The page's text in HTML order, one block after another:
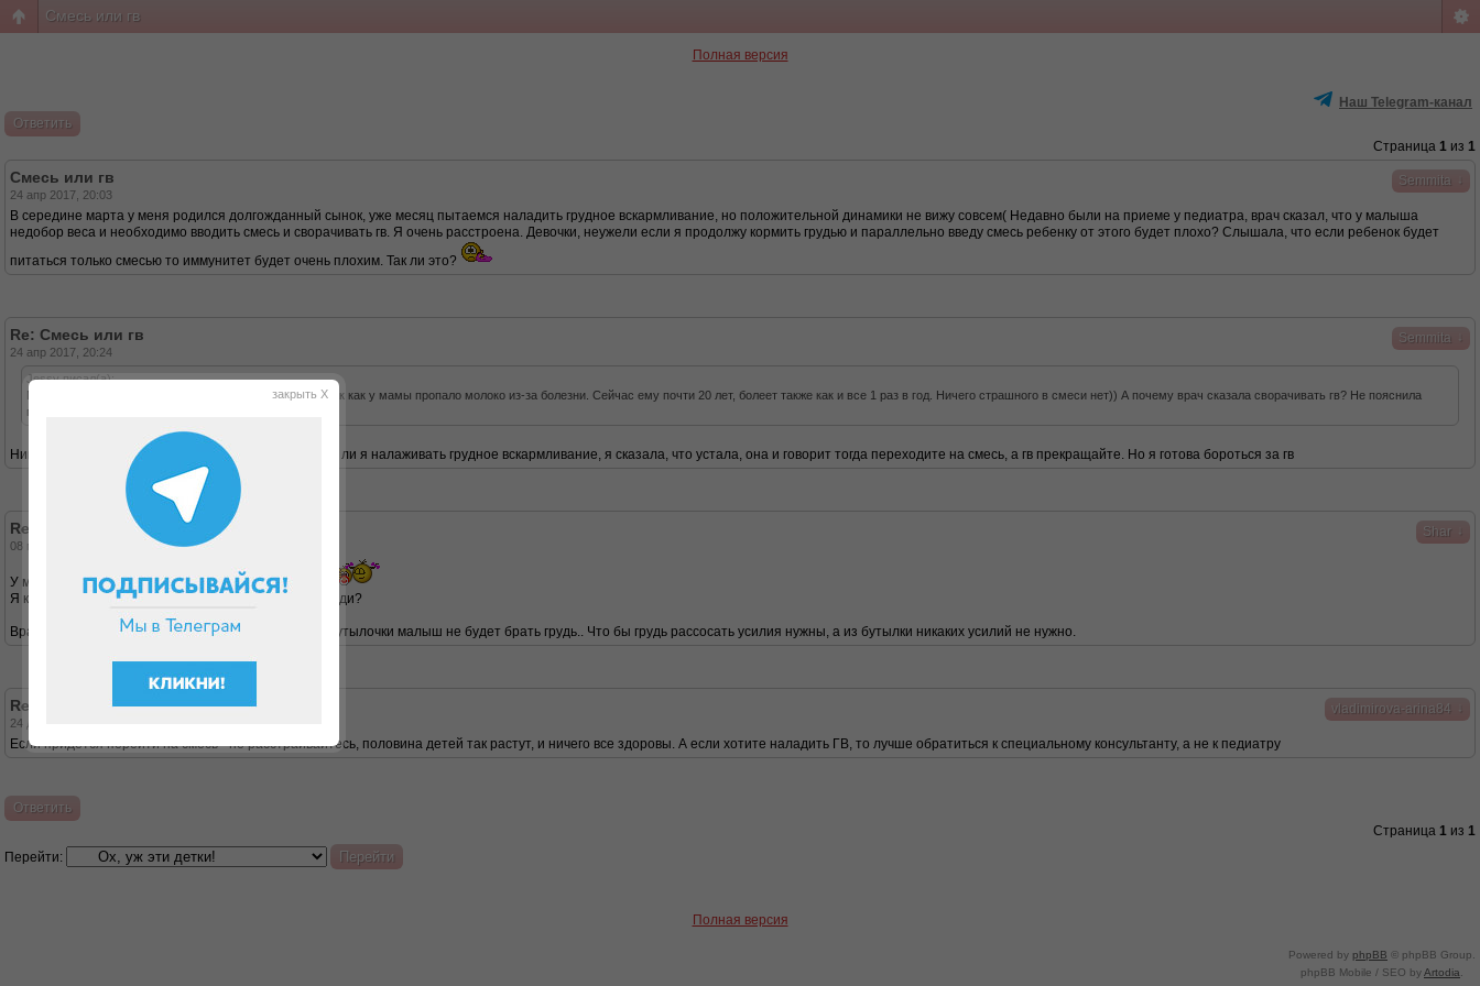
Смесь или гв
Полная версия
Наш Telegram-канал
Ответить
Страница 1 из 1
Semmita
Смесь или гв
24 апр 2017, 20:03
В середине марта у меня родился долгожданный сынок, уже месяц пытаемся наладить грудное вскармливание, но положительной динамики не вижу совсем( Недавно были на приеме у педиатра, врач сказал, что у малыша
недобор веса и необходимо вводить смесь и сворачивать гв. Я очень расстроена. Девочки, неужели если я продолжу кормить грудью и параллельно введу смесь ребенку от этого будет плохо? Слышала, что если ребенок будет
питаться только смесью то иммунитет будет очень плохим. Так ли это?
Semmita
Re: Смесь или гв
24 апр 2017, 20:24
Jessy писал(а):
Мой брат питался в детстве исключительно смесью, так как у мамы пропало молоко из-за болезни. Сейчас ему почти 20 лет, болеет также как и все 1 раз в год. Ничего страшного в смеси нет)) А почему врач сказала сворачивать гв? Не пояснила
почему нельзя сочетать гв и смесь?
Никак не прокомментировала. Она спросила устала ли я налаживать грудное вскармливание, я сказала, что устала, она и говорит тогда переходите на смесь, а гв прекращайте. Но я готова бороться за гв
Shar
Re: Смесь или гв
08 май 2017, 16:53
У меня в марте тоже родился долгожданный сынок
Я конечно же за ГВ. А как часто прикладываете к груди?
Врач говорит что нужно переходить, так как после бутылочки малыш не будет брать грудь.. Что бы грудь рассосать усилия нужны, а из бутылки никаких усилий не нужно.
vladimirova-arina84
Re: Смесь или гв
24 дек 2019, 23:25
Если придется перейти на смесь - не расстраивайтесь, половина детей так растут, и ничего все здоровы. А если хотите наладить ГВ, то лучше обратиться к специальному консультанту, а не к педиатру
Ответить
Страница 1 из 1
Перейти:
Полная версия
Powered by phpBB © phpBB Group.
phpBB Mobile / SEO byArtodia
закрыть X